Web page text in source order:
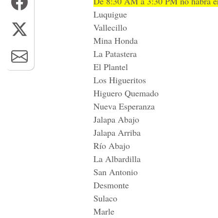
Luquigue
Vallecillo
Mina Honda
La Patastera
El Plantel
Los Higueritos
Higuero Quemado
Nueva Esperanza
Jalapa Abajo
Jalapa Arriba
Río Abajo
La Albardilla
San Antonio
Desmonte
Sulaco
Marle